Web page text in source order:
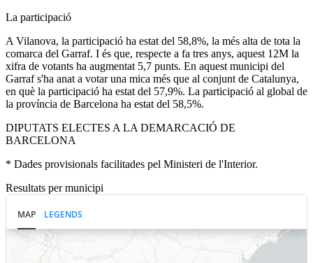
La participació
A Vilanova, la participació ha estat del 58,8%, la més alta de tota la
comarca del Garraf. I és que, respecte a fa tres anys, aquest 12M la
xifra de votants ha augmentat 5,7 punts. En aquest municipi del
Garraf s'ha anat a votar una mica més que al conjunt de Catalunya,
en què la participació ha estat del 57,9%. La participació al global de
la província de Barcelona ha estat del 58,5%.
DIPUTATS ELECTES A LA DEMARCACIÓ DE
BARCELONA
* Dades provisionals facilitades pel Ministeri de l'Interior.
Resultats per municipi